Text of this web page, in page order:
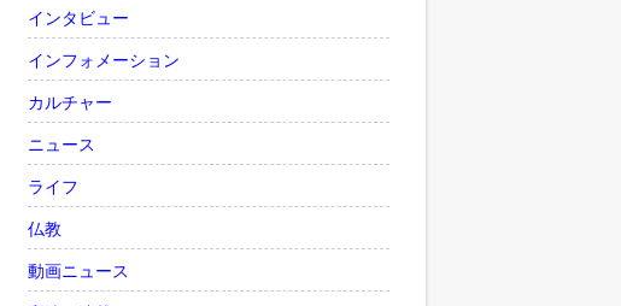
インタビュー
インフォメーション
カルチャー
ニュース
ライフ
仏教
動画ニュース